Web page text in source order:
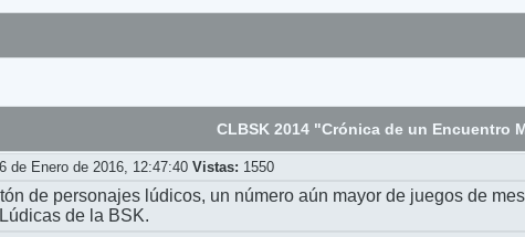
CLBSK 2014 "Crónica de un Encuentro
de Enero de 2016, 12:47:40Vistas: 1550
de personajes lúdicos, un número aún mayor de juegos de
de la BSK.